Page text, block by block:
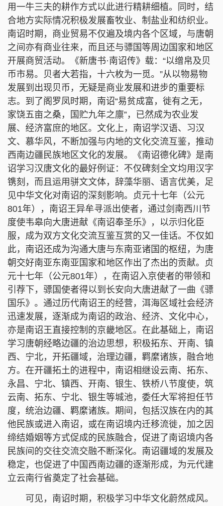
用一牛三夫的耕作方式以此进行精耕细植。同时，结
合地方实际情况积极发展畜牧业、制盐业和纺织业。
南诏时期，商业贸易不仅遍及境内各个区域，与唐朝
之间亦有商业往来，而且还与骠国等周边国家和地区
开展商贸活动。《新唐书·南诏传》载：“以缯帛及贝
币市易。贝者大若指，十六枚为一觅。”从以物易物
发展到出现贝币，无疑是商业发展和进步的重要标
志。到了阁罗凤时期，南诏“易贫成富，徙有之无，
家饶五亩之桑，国贮九年之廪”，已然成为农业发
展、经济富庶的地区。文化上，南诏学汉语、习汉
文、慕华风，不断加强与内地的文化交流互鉴，推动
西南边疆民族地区文化的发展。《南诏德化碑》是南
诏学习汉唐文化的最好例证：不仅碑刻全文均用汉字
镌刻，而且运用骈文文体，辞藻华丽、语言优美，足
见中华文化对南诏的深刻影响。贞元十七年（公元
801年），南诏王异牟寻派出使者，通过剑南西川节
度使韦皋向大唐进献《南诏奉圣乐》，以示归化臣
服，成为双方文化交流互鉴互赏的又一佳话。不仅如
此，南诏还成为沟通大唐与东南亚诸国的枢纽，为唐
朝交好南亚东南亚国家和地区作出了杰出的贡献。贞
元十七年（公元801年），在南诏入京使者的带领和
引荐下，骠国使者得以到长安向大唐进献了一曲《骠
国乐》。通过历代南诏王的经营，洱海区域社会经济
迅速发展，逐渐成为南诏的政治、经济、文化中心，
亦是南诏王直接控制的京畿地区。在此基础上，南诏
学习唐朝经略边疆的治边思想，积极拓东、开南、镇
西、宁北，开拓疆域，治理边疆，羁縻诸族，融合地
方。在开疆拓土的进程中，南诏相继设云南、拓东、
永昌、宁北、镇西、开南、银生、铁桥八节度使，筑
云南、拓东、宁北、银生等城池，委任大军将担任节
度，统治边疆、羁縻诸族。期间，包括汉族在内的其
他民族或进入南诏，或在南诏境内迁移流徙，加之因
缔结婚姻等方式促成的民族融合，促进了南诏境内各
民族间的交往交流交融不断深化。南诏疆域的发展及
稳定，也促进了中国西南边疆的逐渐形成，为元代建
立云南行省奠定了社会基础。
可见，南诏时期，积极学习中华文化蔚然成风。